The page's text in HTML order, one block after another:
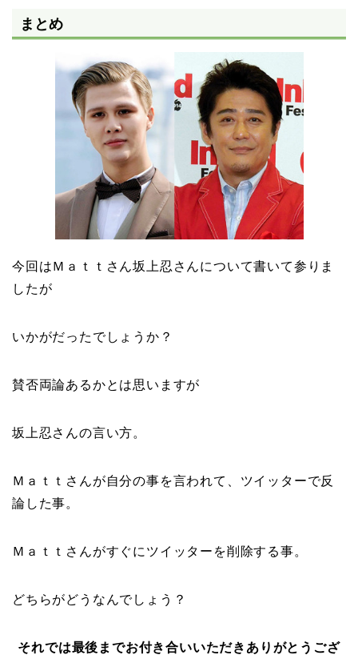
まとめ
今回はＭａｔｔさん坂上忍さんについて書いて参りま
したが
いかがだったでしょうか？
賛否両論あるかとは思いますが
坂上忍さんの言い方。
Ｍａｔｔさんが自分の事を言われて、ツイッターで反
論した事。
Ｍａｔｔさんがすぐにツイッターを削除する事。
どちらがどうなんでしょう？
それでは最後までお付き合いいただきありがとうござ